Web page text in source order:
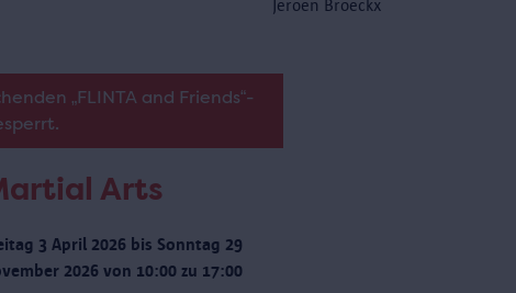
Jeroen Broeckx
„FLINTA and Friends“-
Arts
3 April 2026 bis Sonntag 29
2026 von 10:00 zu 17:00